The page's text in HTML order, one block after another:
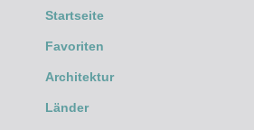
Startseite
Favoriten
Architektur
Länder